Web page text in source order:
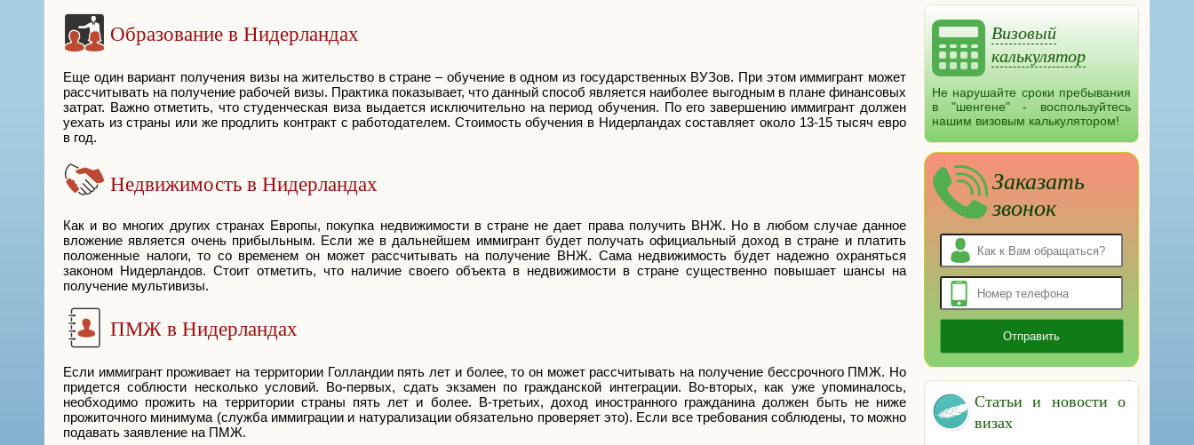
Визовый
калькулятор
Не нарушайте сроки пребывания
в "шенгене" - воспользуйтесь
нашим визовым калькулятором!
Заказать
звонок
Статьи и новости о
визах
Образование в Нидерландах
Еще один вариант получения визы на жительство в стране – обучение в одном из государственных ВУЗов. При этом иммигрант может
рассчитывать на получение рабочей визы. Практика показывает, что данный способ является наиболее выгодным в плане финансовых
затрат. Важно отметить, что студенческая виза выдается исключительно на период обучения. По его завершению иммигрант должен
уехать из страны или же продлить контракт с работодателем. Стоимость обучения в Нидерландах составляет около 13-15 тысяч евро
в год.
Недвижимость в Нидерландах
Как и во многих других странах Европы, покупка недвижимости в стране не дает права получить ВНЖ. Но в любом случае данное
вложение является очень прибыльным. Если же в дальнейшем иммигрант будет получать официальный доход в стране и платить
положенные налоги, то со временем он может рассчитывать на получение ВНЖ. Сама недвижимость будет надежно охраняться
законом Нидерландов. Стоит отметить, что наличие своего объекта в недвижимости в стране существенно повышает шансы на
получение мультивизы.
ПМЖ в Нидерландах
Если иммигрант проживает на территории Голландии пять лет и более, то он может рассчитывать на получение бессрочного ПМЖ. Но
придется соблюсти несколько условий. Во-первых, сдать экзамен по гражданской интеграции. Во-вторых, как уже упоминалось,
необходимо прожить на территории страны пять лет и более. В-третьих, доход иностранного гражданина должен быть не ниже
прожиточного минимума (служба иммиграции и натурализации обязательно проверяет это). Если все требования соблюдены, то можно
подавать заявление на ПМЖ.